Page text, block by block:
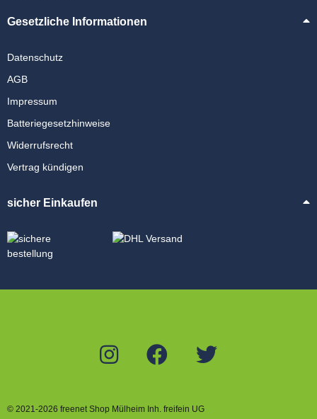
Gesetzliche Informationen
Datenschutz
AGB
Impressum
Batteriegesetzhinweise
Widerrufsrecht
Vertrag kündigen
sicher Einkaufen
© 2021-2026 freenet Shop Mülheim Inh. freifein UG